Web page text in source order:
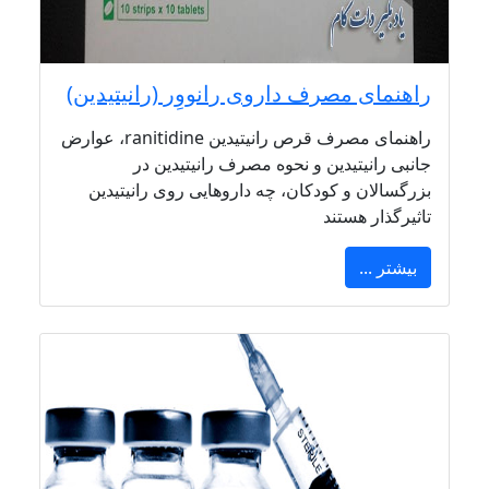
راهنمای مصرف داروی رانووِر (رانیتیدین)
راهنمای مصرف قرص رانیتیدین ranitidine، عوارض
جانبی رانیتیدین و نحوه مصرف رانیتیدین در
بزرگسالان و کودکان، چه داروهایی روی رانیتیدین
تاثیرگذار هستند
بیشتر ...